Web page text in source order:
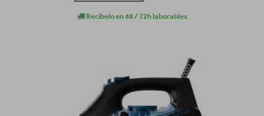
Recíbelo en 48 / 72h laborables